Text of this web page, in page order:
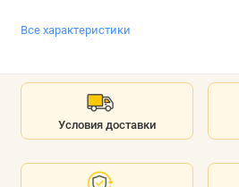
Все характеристики
Условия доставки